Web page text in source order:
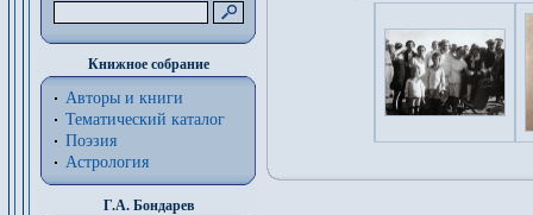
Книжное собрание
Авторы и книги
Тематический каталог
Поэзия
Астрология
Г.А. Бондарев